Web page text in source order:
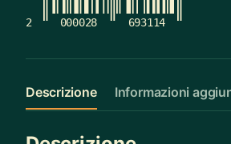
2 000028 693114
Descrizione Informazioni